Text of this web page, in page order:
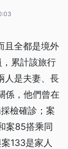
且全都是境外
累計該旅行
人是夫妻、長
係，他們曾在
檢確診；案
案85搭乘同
133是家人